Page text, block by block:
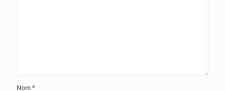
Nom *